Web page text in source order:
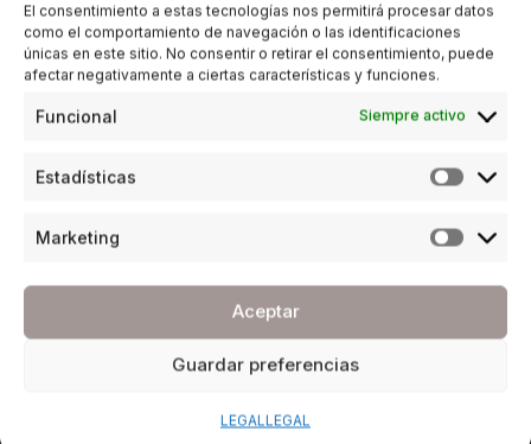
El consentimiento a estas tecnologías nos permitirá procesar datos
como el comportamiento de navegación o las identificaciones
únicas en este sitio. No consentir o retirar el consentimiento, puede
afectar negativamente a ciertas características y funciones.
Funcional Siempre activo
Estadísticas
Marketing
Aceptar
Guardar preferencias
LEGALLEGAL